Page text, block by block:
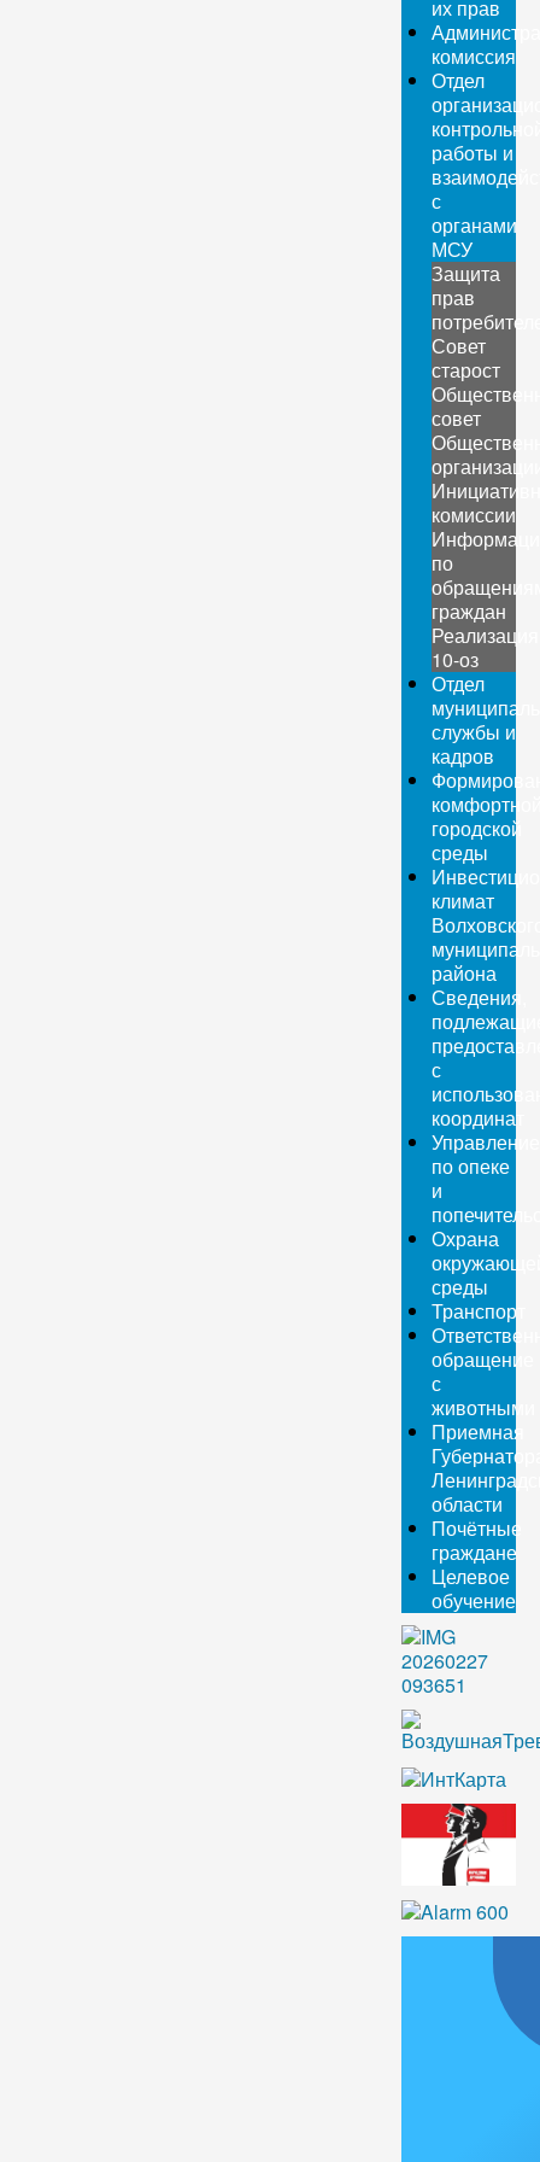
их прав
комиссия
Отдел
работы и
с
органами
МСУ
Защита
прав
Совет
старост
совет
комиссии
по
граждан
Реализация
10-оз
Отдел
службы и
кадров
городской
среды
климат
района
Сведения,
с
координат
Управление
по опеке
и
Охрана
среды
Транспорт
обращение
с
животными
Приемная
области
Почётные
граждане
Целевое
обучение